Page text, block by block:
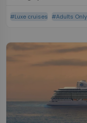
#Luxe cruises #Adults